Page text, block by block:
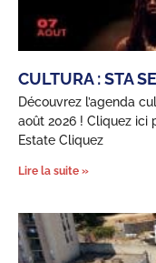
CULTURA : STA
Découvrez l’agenda
août 2026 ! Cliquez ici
Estate Cliquez
Lire la suite »